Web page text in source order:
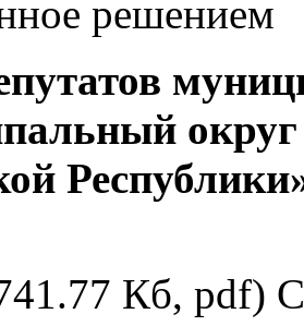
решением
Кб, pdf)